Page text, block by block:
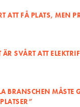
ATT FÅ PLATS, MEN
SVÅRT ATT
BRANSCHEN MÅSTE